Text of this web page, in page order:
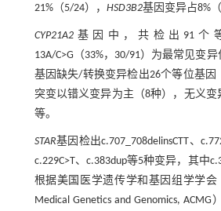
21%（5/24）， HSD3B2基因变异占8%（
CYP21A2基因中，共检出91个
13A/C>G（33%，30/91）为最常见变
基因缺失/转换变异检出26个等位基因
突变以错义变异为主（8种），无义变
等。
STAR基因检出c.707_708delinsCTT、
c.229C>T、c.383dup等5种变异，其中
根据美国医学遗传学和基因组学学会
Medical Genetics and Genomics,